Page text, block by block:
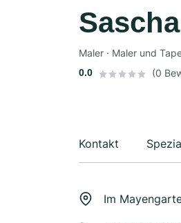
Maler · Maler und
0.0 (0
Kontakt
Im